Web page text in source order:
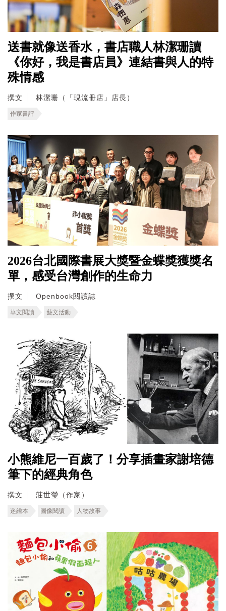
送書就像送香水，書店職人林潔珊讀
《你好，我是書店員》連結書與人的特
殊情感
撰文 林潔珊（「現流冊店」店長）
作家書評
2026台北國際書展大獎暨金蝶獎獲獎名
單，感受台灣創作的生命力
撰文 Openbook閱讀誌
華文閱讀 藝文活動
小熊維尼一百歲了！分享插畫家謝培德
筆下的經典角色
撰文 莊世瑩（作家）
迷繪本 圖像閱讀 人物故事